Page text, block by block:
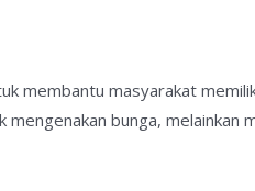
membantu masyarakat
bunga, melainkan